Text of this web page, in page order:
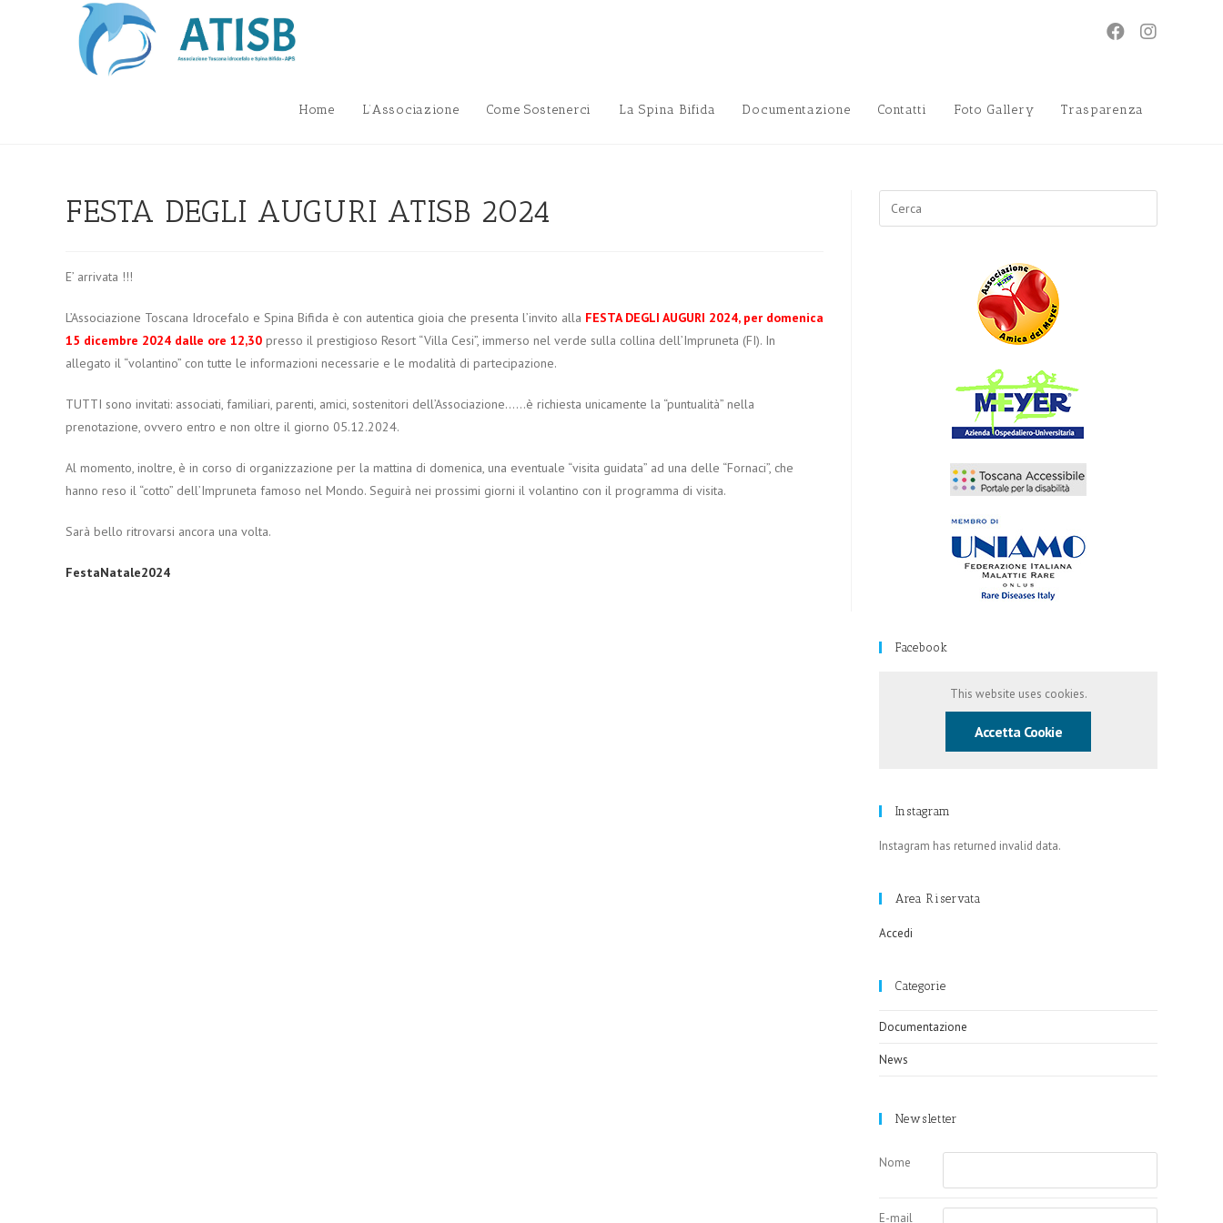
Home L’Associazione Come Sostenerci La Spina Bifida Documentazione Contatti Foto Gallery Trasparenza
FESTA DEGLI AUGURI ATISB 2024
E’ arrivata !!!
L’Associazione Toscana Idrocefalo e Spina Bifida è con autentica gioia che presenta l’invito alla FESTA DEGLI AUGURI 2024, per domenica
15 dicembre 2024 dalle ore 12,30 presso il prestigioso Resort “Villa Cesi”, immerso nel verde sulla collina dell’Impruneta (FI). In
allegato il “volantino” con tutte le informazioni necessarie e le modalità di partecipazione.
TUTTI sono invitati: associati, familiari, parenti, amici, sostenitori dell’Associazione……è richiesta unicamente la “puntualità” nella
prenotazione, ovvero entro e non oltre il giorno 05.12.2024.
Al momento, inoltre, è in corso di organizzazione per la mattina di domenica, una eventuale “visita guidata” ad una delle “Fornaci”, che
hanno reso il “cotto” dell’Impruneta famoso nel Mondo. Seguirà nei prossimi giorni il volantino con il programma di visita.
Sarà bello ritrovarsi ancora una volta.
FestaNatale2024
Facebook
This website uses cookies.
Accetta Cookie
Instagram
Instagram has returned invalid data.
Area Riservata
Accedi
Categorie
Documentazione
News
Newsletter
Nome
E-mail